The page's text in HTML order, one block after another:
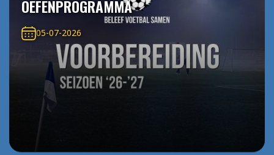
OEFENPROGRAMMA
05-07-2026